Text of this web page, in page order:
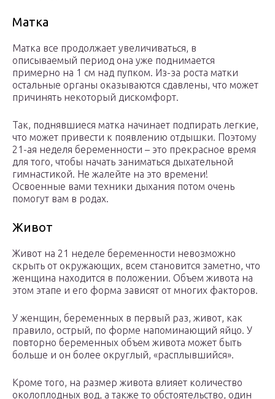
Матка
Матка все продолжает увеличиваться, в
описываемый период она уже поднимается
примерно на 1 см над пупком. Из-за роста матки
остальные органы оказываются сдавлены, что может
причинять некоторый дискомфорт.
Так, поднявшиеся матка начинает подпирать легкие,
что может привести к появлению отдышки. Поэтому
21-ая неделя беременности – это прекрасное время
для того, чтобы начать заниматься дыхательной
гимнастикой. Не жалейте на это времени!
Освоенные вами техники дыхания потом очень
помогут вам в родах.
Живот
Живот на 21 неделе беременности невозможно
скрыть от окружающих, всем становится заметно, что
женщина находится в положении. Объем живота на
этом этапе и его форма зависят от многих факторов.
У женщин, беременных в первый раз, живот, как
правило, острый, по форме напоминающий яйцо. У
повторно беременных объем живота может быть
больше и он более округлый, «расплывшийся».
Кроме того, на размер живота влияет количество
околоплодных вод, а также то обстоятельство, один